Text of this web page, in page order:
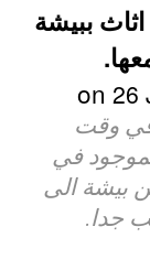
ببيشة
وقت
في
الى